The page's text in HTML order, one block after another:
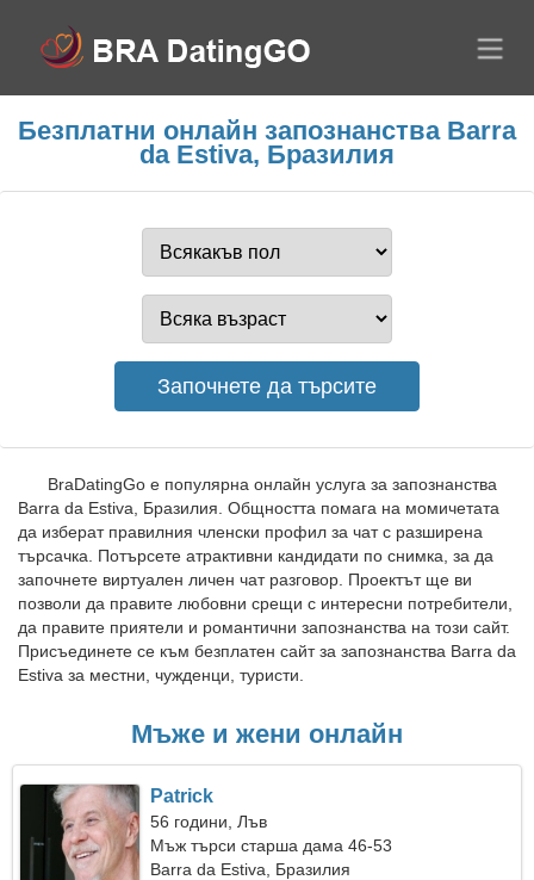
Безплатни онлайн запознанства Barra
da Estiva, Бразилия
BraDatingGo е популярна онлайн услуга за запознанства
Barra da Estiva, Бразилия. Общността помага на момичетата
да изберат правилния членски профил за чат с разширена
търсачка. Потърсете атрактивни кандидати по снимка, за да
започнете виртуален личен чат разговор. Проектът ще ви
позволи да правите любовни срещи с интересни потребители,
да правите приятели и романтични запознанства на този сайт.
Присъединете се към безплатен сайт за запознанства Barra da
Estiva за местни, чужденци, туристи.
Мъже и жени онлайн
Patrick
56 години, Лъв
Мъж търси старша дама 46-53
Barra da Estiva, Бразилия